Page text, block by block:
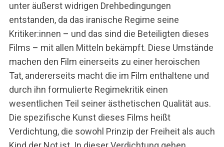
unter äußerst widrigen Drehbedingungen
entstanden, da das iranische Regime seine
Kritiker:innen – und das sind die Beteiligten dieses
Films – mit allen Mitteln bekämpft. Diese Umstände
machen den Film einerseits zu einer heroischen
Tat, andererseits macht die im Film enthaltene und
durch ihn formulierte Regimekritik einen
wesentlichen Teil seiner ästhetischen Qualität aus.
Die spezifische Kunst dieses Films heißt
Verdichtung, die sowohl Prinzip der Freiheit als auch